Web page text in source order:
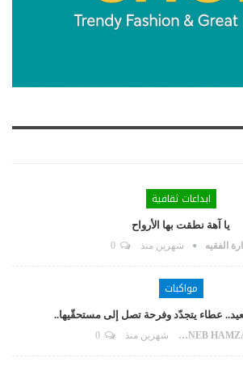
ابداعات ثقافية
يا آهة نطقت بها الأرواح
الفقيه شهرين منذ 0
مواكبات
عطاء يتجدّد وفرحة تصل إلى مستحقّيها..
ZAYNEB HAMZAOUI شهرين منذ